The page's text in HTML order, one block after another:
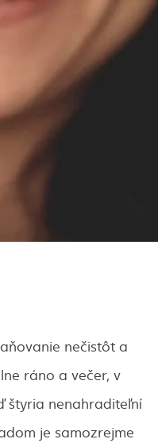
nečistôt a
ráno a večer, v
štyria nenahraditeľní
je samozrejme